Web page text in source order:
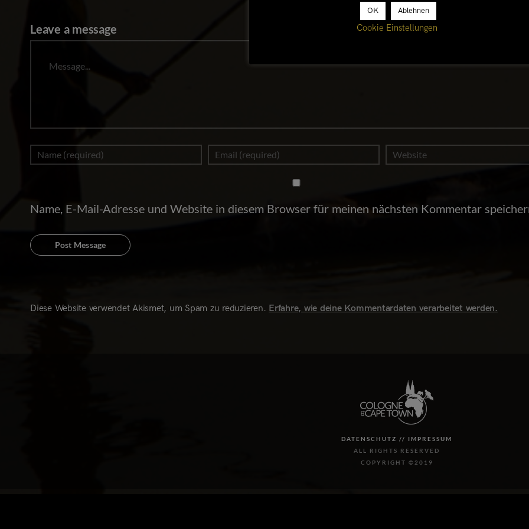
Leave a message
Name, E-Mail-Adresse und Website in diesem Browser für meinen nächsten Kommentar
Diese Website verwendet Akismet, um Spam zu reduzieren. Erfahre, wie deine Kommentardaten verarbeitet werden.
DATENSCHUTZ // IMPRESSUM
ALL RIGHTS RESERVED
COPYRIGHT ©2019
OK Ablehnen
Cookie Einstellungen